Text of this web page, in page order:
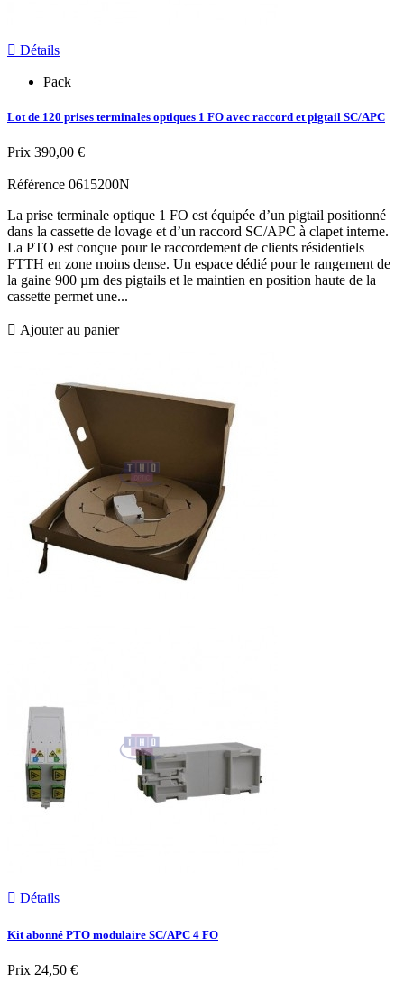
 Détails
Pack
Lot de 120 prises terminales optiques 1 FO avec raccord et pigtail SC/APC
Prix 390,00 €
Référence 0615200N
La prise terminale optique 1 FO est équipée d’un pigtail positionné
dans la cassette de lovage et d’un raccord SC/APC à clapet interne.
La PTO est conçue pour le raccordement de clients résidentiels
FTTH en zone moins dense. Un espace dédié pour le rangement de
la gaine 900 µm des pigtails et le maintien en position haute de la
cassette permet une...
 Ajouter au panier
 Détails
Kit abonné PTO modulaire SC/APC 4 FO
Prix 24,50 €